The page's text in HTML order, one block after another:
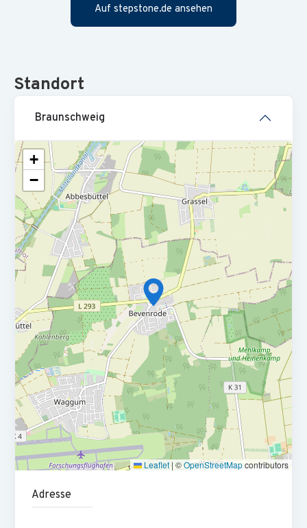
Prognosen und finanzielle Analysen zur Unterstützung
der strategischen Entscheidungsfindung
quartalsweisen und jährlichen betriebswirtschaftlichen
Berich­ten für das Management gehört zu deinem Daily
Business als Bilanzbuchhalter (m/w/d)
Du bist erste:r Ansprechpartner:in für Wirtschafts- und
Steuerprüfer
Du bist in der Lage Einsparpotentiale aufzuzeigen
Du verfügst über ein abgeschlossenes Studium im Bereich
BWL, Finanzen, Controlling oder eine vergleichbare
Qualifikation bspw. eine abgeschlossene kaufmännische
Ausbildung
Du bringst mindestens 5 Jahre Berufserfahrung in einer
vergleichbaren Rolle im Bereich Finanzen & Controlling mit
bspw. als Bilanzbuchhalter (m/w/d)
Du verfügst über fundierte Kenntnisse in der Buchführung
und Kostenrechnung
Du verfügst über ein ausgeprägtes analytisches
Auf stepstone.de ansehen
Standort
Braunschweig
+
−
Leaflet | ©OpenStreetMapcontributors
Adresse